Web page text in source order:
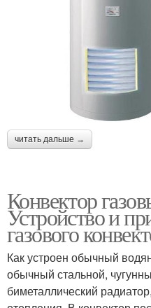
читать дальше →
Конвектор
Устройство и
газового
Как устроен обычный
обычный стальной,
биметаллический